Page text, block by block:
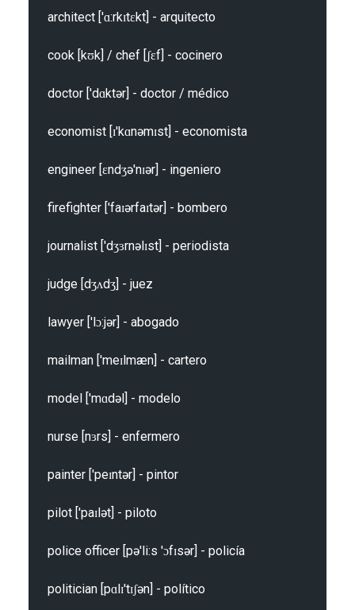
architect ['ɑ:rkɪtɛkt] - arquitecto
cook [kʊk] / chef [ʃɛf] - cocinero
doctor ['dɑktər] - doctor / médico
economist [ɪ'kɑnəmɪst] - economista
engineer [ɛndʒə'nɪər] - ingeniero
firefighter ['faɪərfaɪtər] - bombero
journalist ['dʒɜrnəlɪst] - periodista
judge [dʒʌdʒ] - juez
lawyer ['lɔ:jər] - abogado
mailman ['meɪlmæn] - cartero
model ['mɑdəl] - modelo
nurse [nɜrs] - enfermero
painter ['peɪntər] - pintor
pilot ['paɪlət] - piloto
police officer [pə'li:s 'ɔfɪsər] - policía
politician [pɑlɪ'tɪʃən] - político